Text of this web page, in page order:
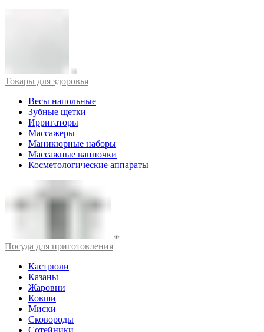
Товары для здоровья
Весы напольные
Зубные щетки
Ирригаторы
Массажеры
Маникюрные наборы
Массажные ванночки
Косметологические аппараты
Посуда для приготовления
Кастрюли
Казаны
Жаровни
Ковши
Миски
Сковороды
Сотейники